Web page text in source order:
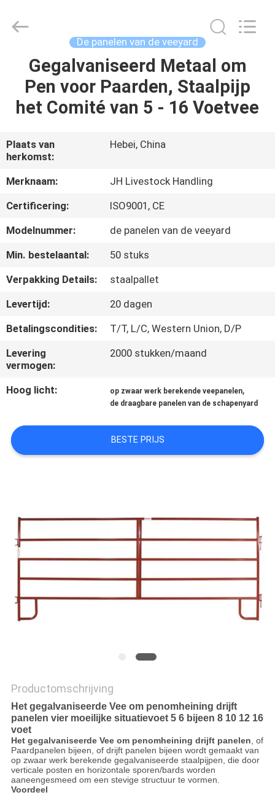
HUIS
PRODUCTEN
ONGEVEER
ONS
FABRIEKSREIS
CONTACTEER
ONS
OM
EEN
SITEMAP
metal
products
De panelen van de veeyard
Gegalvaniseerd Metaal om
Pen voor Paarden, Staalpijp
het Comité van 5 - 16 Voetvee
Plaats van
herkomst:
Hebei, China
Merknaam:
JH Livestock Handling
Certificering:
ISO9001, CE
Modelnummer:
de panelen van de veeyard
Min. bestelaantal:
50 stuks
Verpakking Details:
staalpallet
Levertijd:
20 dagen
Betalingscondities:
T/T, L/C, Western Union, D/P
Levering
vermogen:
2000 stukken/maand
Hoog licht: op zwaar werk berekende veepanelen,
de draagbare panelen van de schapenyard
BESTE PRIJS
Productomschrijving
Het gegalvaniseerde Vee om penomheining drijft
panelen vier moeilijke situatievoet 5 6 bijeen 8 10 12 16
voet
Het gegalvaniseerde Vee om penomheining drijft panelen, of
Paardpanelen bijeen, of drijft panelen bijeen wordt gemaakt van
op zwaar werk berekende gegalvaniseerde staalpijpen, die door
verticale posten en horizontale sporen/bards worden
aaneengesmeed om een stevige structuur te vormen.
Voordeel